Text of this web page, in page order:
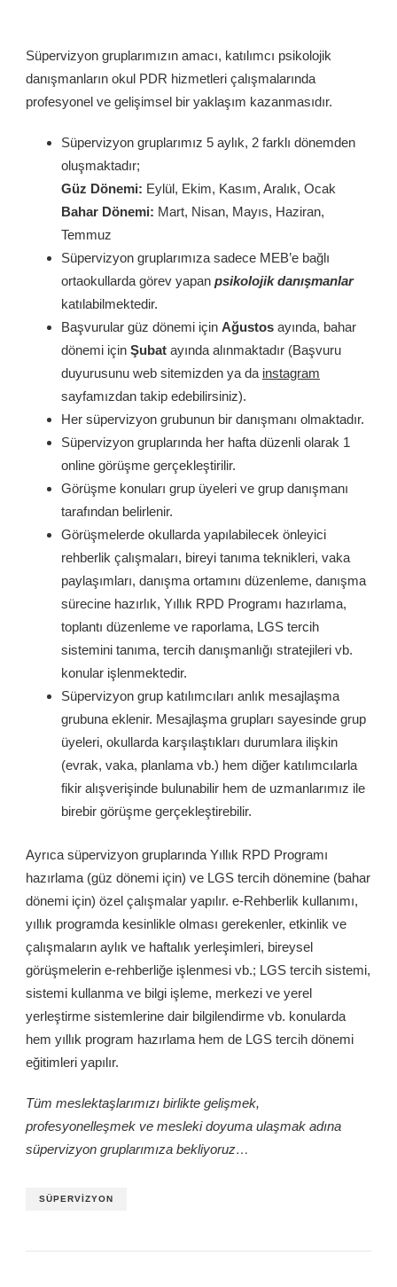
Süpervizyon gruplarımızın amacı, katılımcı psikolojik
danışmanların okul PDR hizmetleri çalışmalarında
profesyonel ve gelişimsel bir yaklaşım kazanmasıdır.
Süpervizyon gruplarımız 5 aylık, 2 farklı dönemden
oluşmaktadır;
Güz Dönemi: Eylül, Ekim, Kasım, Aralık, Ocak
Bahar Dönemi: Mart, Nisan, Mayıs, Haziran,
Temmuz
Süpervizyon gruplarımıza sadece MEB’e bağlı
ortaokullarda görev yapan psikolojik danışmanlar
katılabilmektedir.
Başvurular güz dönemi için Ağustos ayında, bahar
dönemi için Şubat ayında alınmaktadır (Başvuru
duyurusunu web sitemizden ya da instagram
sayfamızdan takip edebilirsiniz).
Her süpervizyon grubunun bir danışmanı olmaktadır.
Süpervizyon gruplarında her hafta düzenli olarak 1
online görüşme gerçekleştirilir.
Görüşme konuları grup üyeleri ve grup danışmanı
tarafından belirlenir.
Görüşmelerde okullarda yapılabilecek önleyici
rehberlik çalışmaları, bireyi tanıma teknikleri, vaka
paylaşımları, danışma ortamını düzenleme, danışma
sürecine hazırlık, Yıllık RPD Programı hazırlama,
toplantı düzenleme ve raporlama, LGS tercih
sistemini tanıma, tercih danışmanlığı stratejileri vb.
konular işlenmektedir.
Süpervizyon grup katılımcıları anlık mesajlaşma
grubuna eklenir. Mesajlaşma grupları sayesinde grup
üyeleri, okullarda karşılaştıkları durumlara ilişkin
(evrak, vaka, planlama vb.) hem diğer katılımcılarla
fikir alışverişinde bulunabilir hem de uzmanlarımız ile
birebir görüşme gerçekleştirebilir.
Ayrıca süpervizyon gruplarında Yıllık RPD Programı
hazırlama (güz dönemi için) ve LGS tercih dönemine (bahar
dönemi için) özel çalışmalar yapılır. e-Rehberlik kullanımı,
yıllık programda kesinlikle olması gerekenler, etkinlik ve
çalışmaların aylık ve haftalık yerleşimleri, bireysel
görüşmelerin e-rehberliğe işlenmesi vb.; LGS tercih sistemi,
sistemi kullanma ve bilgi işleme, merkezi ve yerel
yerleştirme sistemlerine dair bilgilendirme vb. konularda
hem yıllık program hazırlama hem de LGS tercih dönemi
eğitimleri yapılır.
Tüm meslektaşlarımızı birlikte gelişmek,
profesyonelleşmek ve mesleki doyuma ulaşmak adına
süpervizyon gruplarımıza bekliyoruz…
SÜPERVIZYON